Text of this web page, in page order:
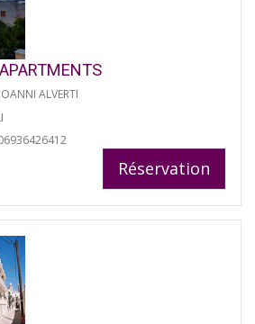
ALVERTI
Réservation